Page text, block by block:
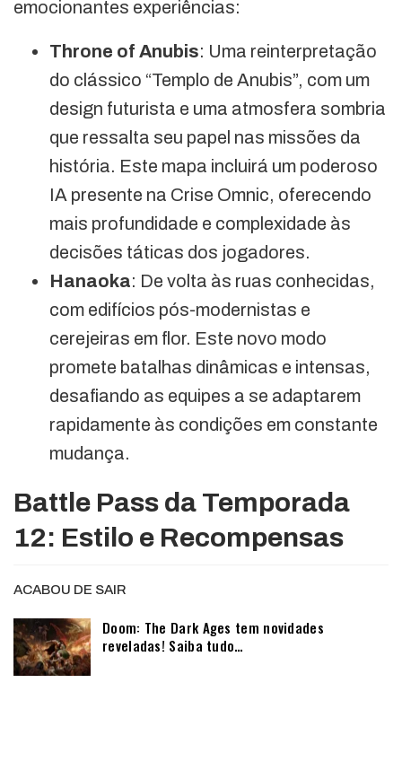
emocionantes experiências:
Throne of Anubis: Uma reinterpretação
do clássico “Templo de Anubis”, com um
design futurista e uma atmosfera sombria
que ressalta seu papel nas missões da
história. Este mapa incluirá um poderoso
IA presente na Crise Omnic, oferecendo
mais profundidade e complexidade às
decisões táticas dos jogadores.
Hanaoka: De volta às ruas conhecidas,
com edifícios pós-modernistas e
cerejeiras em flor. Este novo modo
promete batalhas dinâmicas e intensas,
desafiando as equipes a se adaptarem
rapidamente às condições em constante
mudança.
Battle Pass da Temporada
12: Estilo e Recompensas
ACABOU DE SAIR
Doom: The Dark Ages tem novidades
reveladas! Saiba tudo…